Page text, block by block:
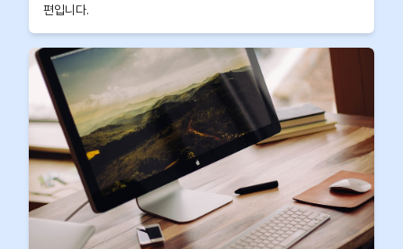
편입니다.